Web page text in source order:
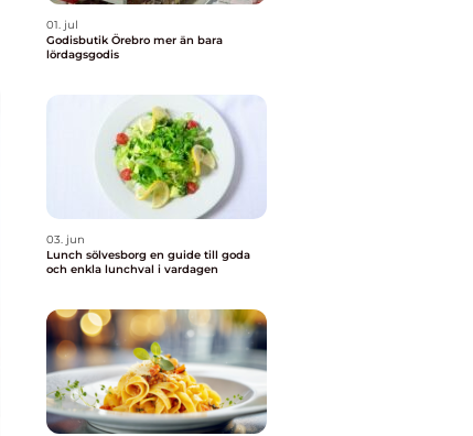
01. jul
Godisbutik Örebro mer än bara
lördagsgodis
03. jun
Lunch sölvesborg en guide till goda
och enkla lunchval i vardagen